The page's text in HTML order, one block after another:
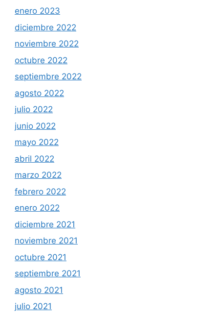
enero 2023
diciembre 2022
noviembre 2022
octubre 2022
septiembre 2022
agosto 2022
julio 2022
junio 2022
mayo 2022
abril 2022
marzo 2022
febrero 2022
enero 2022
diciembre 2021
noviembre 2021
octubre 2021
septiembre 2021
agosto 2021
julio 2021